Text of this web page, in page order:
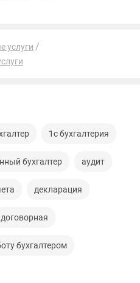
услуги
1с бухгалтерия
бухгалтер аудит
декларация
договорная
бухгалтером